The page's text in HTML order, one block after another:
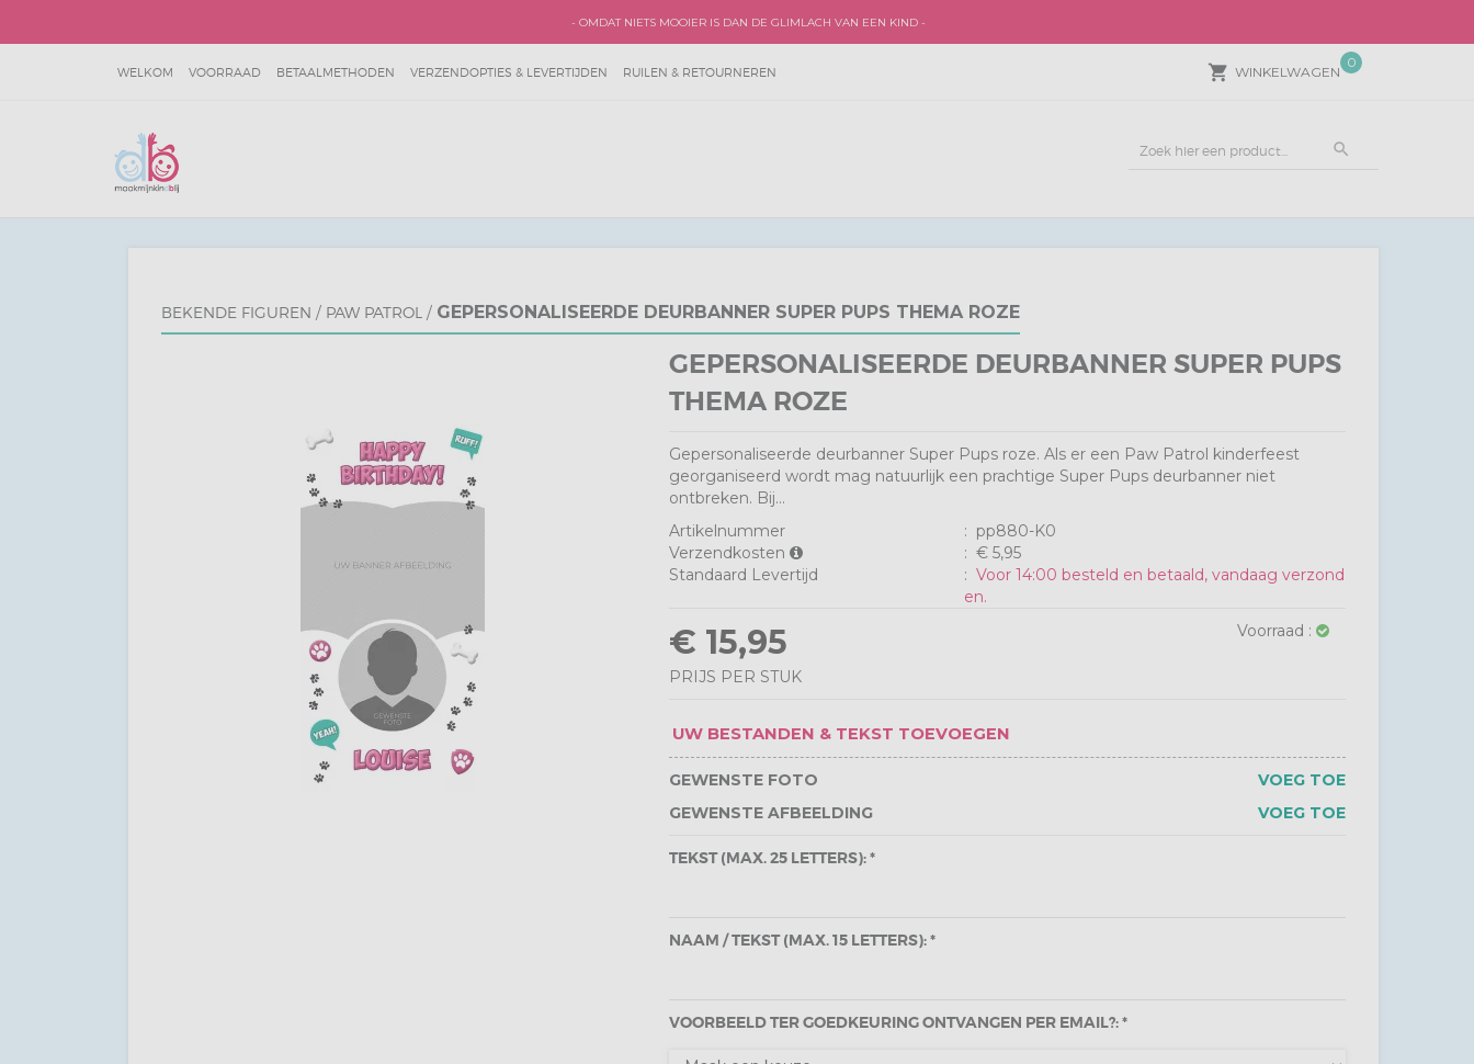
- OMDAT NIETS MOOIER IS DAN DE GLIMLACH VAN EEN KIND -
WELKOM VOORRAAD BETAALMETHODEN VERZENDOPTIES & LEVERTIJDEN RUILEN & RETOURNEREN local_grocery_store WINKELWAGEN
0
search
BEKENDE FIGUREN / PAW PATROL / GEPERSONALISEERDE DEURBANNER SUPER PUPS THEMA ROZE
GEPERSONALISEERDE DEURBANNER SUPER PUPS
THEMA ROZE
Gepersonaliseerde deurbanner Super Pups roze. Als er een Paw Patrol kinderfeest
georganiseerd wordt mag natuurlijk een prachtige Super Pups deurbanner niet
ontbreken. Bij...
Artikelnummer
: pp880-K0
Verzendkosten
: € 5,95
Standaard Levertijd
: Voor 14:00 besteld en betaald, vandaag verzond
en.
€ 15,95
PRIJS PER STUK
Voorraad :
UW BESTANDEN & TEKST TOEVOEGEN
GEWENSTE FOTO
VOEG TOE
GEWENSTE AFBEELDING
VOEG TOE
TEKST (MAX. 25 LETTERS): *
NAAM / TEKST (MAX. 15 LETTERS): *
VOORBEELD TER GOEDKEURING ONTVANGEN PER EMAIL?: *